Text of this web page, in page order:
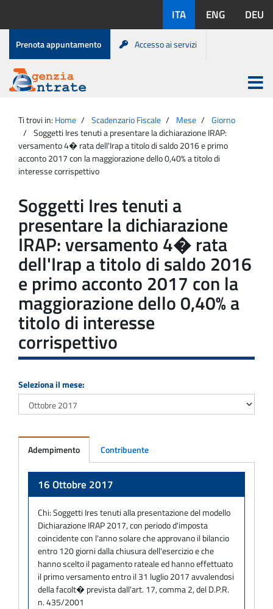
contenuto
disponibili:
ITA ENG DEU
Menu
di
servizio
Prenota appuntamento Accesso ai servizi
Agenzia
Entrate
Apri
menu
principale
Ti trovi in: Home Scadenzario Fiscale Mese
Giorno
Soggetti Ires tenuti a presentare la dichiarazione IRAP:
versamento 4� rata dell'Irap a titolo di saldo 2016 e primo
acconto 2017 con la maggiorazione dello 0,40% a titolo di
interesse corrispettivo
Soggetti Ires tenuti a
presentare la dichiarazione
IRAP: versamento 4� rata
dell'Irap a titolo di saldo 2016
e primo acconto 2017 con la
maggiorazione dello 0,40% a
titolo di interesse
corrispettivo
Seleziona il mese:
Adempimento Contribuente
16 Ottobre 2017
Chi:Soggetti Ires tenuti alla presentazione del modello
Dichiarazione IRAP 2017, con periodo d'imposta
coincidente con l'anno solare che approvano il bilancio
entro 120 giorni dalla chiusura dell'esercizio e che
hanno scelto il pagamento rateale ed hanno effettuato
il primo versamento entro il 31 luglio 2017 avvalendosi
della facolt� prevista dall'art. 17, comma 2, del D.P.R.
n. 435/2001